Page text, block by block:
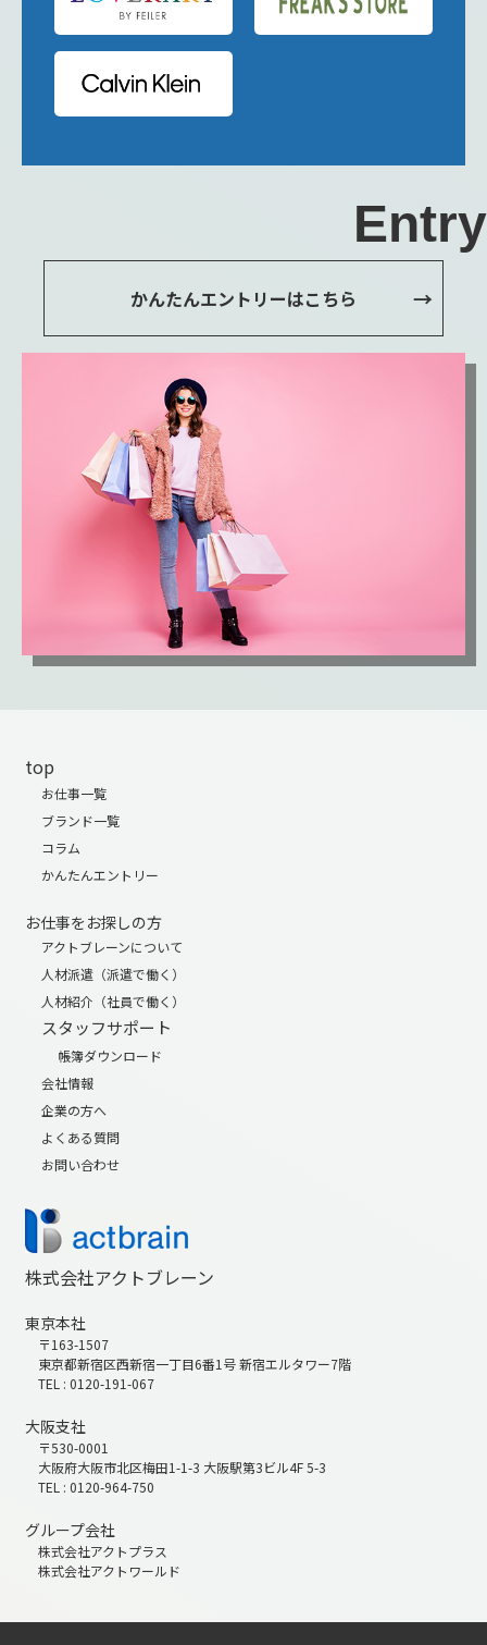
Entry
かんたんエントリーはこちら
top
お仕事一覧
ブランド一覧
コラム
かんたんエントリー
お仕事をお探しの方
アクトブレーンについて
人材派遣（派遣で働く）
人材紹介（社員で働く）
スタッフサポート
帳簿ダウンロード
会社情報
企業の方へ
よくある質問
お問い合わせ
株式会社アクトブレーン
東京本社
〒163-1507
東京都新宿区西新宿一丁目6番1号 新宿エルタワー7階
TEL : 0120-191-067
大阪支社
〒530-0001
大阪府大阪市北区梅田1-1-3 大阪駅第3ビル4F 5-3
TEL : 0120-964-750
グループ会社
株式会社アクトプラス
株式会社アクトワールド